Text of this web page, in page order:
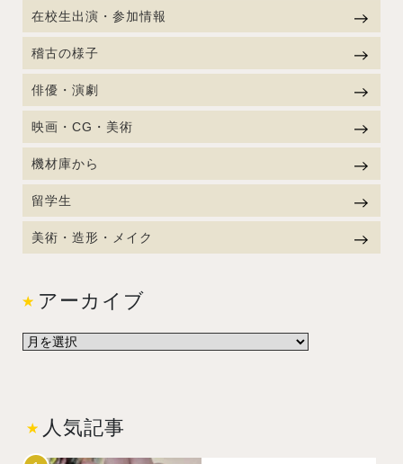
在校生出演・参加情報
稽古の様子
俳優・演劇
映画・CG・美術
機材庫から
留学生
美術・造形・メイク
アーカイブ
人気記事